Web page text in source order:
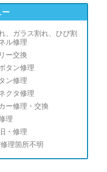
ー
、ガラス割れ、ひび割
ル修理
ー交換
タン修理
ン修理
クタ修理
ー修理・交換
理
・修理
理箇所不明